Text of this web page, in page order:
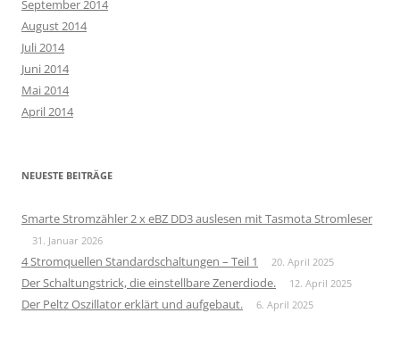
September 2014
August 2014
Juli 2014
Juni 2014
Mai 2014
April 2014
NEUESTE BEITRÄGE
Smarte Stromzähler 2 x eBZ DD3 auslesen mit Tasmota Stromleser
31. Januar 2026
4 Stromquellen Standardschaltungen – Teil 1 20. April 2025
Der Schaltungstrick, die einstellbare Zenerdiode. 12. April 2025
Der Peltz Oszillator erklärt und aufgebaut. 6. April 2025